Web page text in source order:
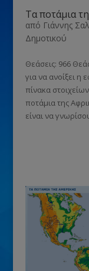
Τα ποτάμια
από Γιάννης
Δημοτικού
Θεάσεις: 966
για να ανοίξει
πίνακα
ποτάμια της
είναι να